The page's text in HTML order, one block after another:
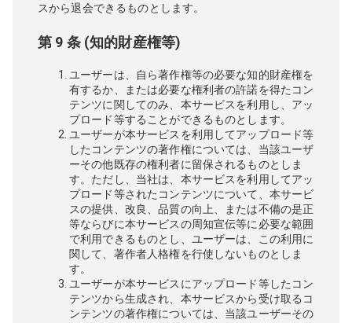
スから退会できるものとします。
第 9 条 (知的財産権等)
ユーザーは、自ら著作権等の必要な知的財産権を
有するか、または必要な権利者の許諾を得たコン
テンツに関してのみ、本サービスを利用し、アッ
プロード等することができるものとします。
ユーザーが本サービスを利用してアップロード等
したコンテンツの著作権については、当該ユーザ
ーその他既存の権利者に留保されるものとしま
す。ただし、当社は、本サービスを利用してアッ
プロード等されたコンテンツについて、本サービ
スの提供、改良、品質の向上、または不備の是正
等ならびに本サービスの周知宣伝等に必要な範囲
で利用できるものとし、ユーザーは、この利用に
関して、著作者人格権を行使しないものとしま
す。
ユーザーが本サービスにアップロード等したコン
テンツから生成され、本サービスから受け取るコ
ンテンツの著作権については、当該ユーザーその